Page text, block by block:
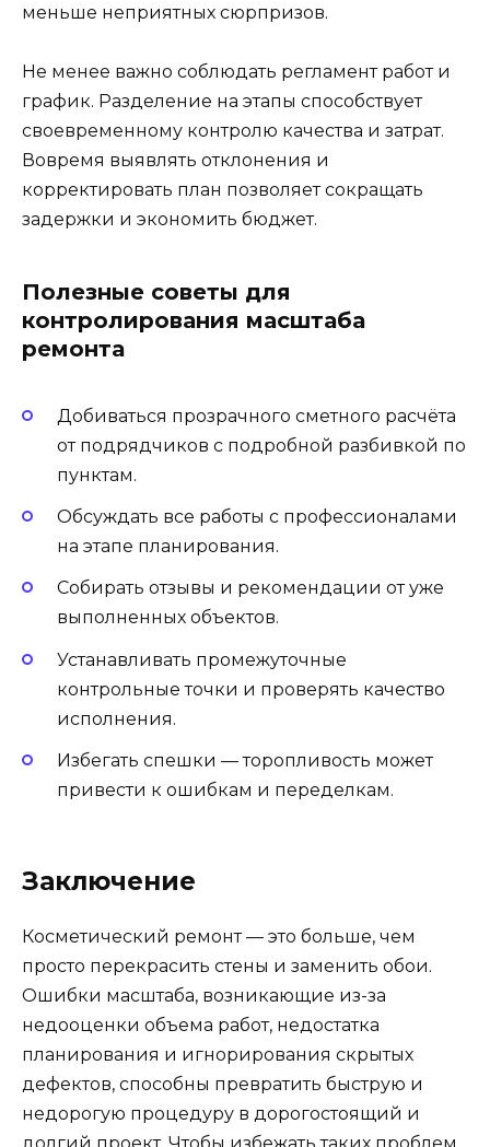
меньше неприятных сюрпризов.
Не менее важно соблюдать регламент работ и
график. Разделение на этапы способствует
своевременному контролю качества и затрат.
Вовремя выявлять отклонения и
корректировать план позволяет сокращать
задержки и экономить бюджет.
Полезные советы для
контролирования масштаба
ремонта
Добиваться прозрачного сметного расчёта
от подрядчиков с подробной разбивкой по
пунктам.
Обсуждать все работы с профессионалами
на этапе планирования.
Собирать отзывы и рекомендации от уже
выполненных объектов.
Устанавливать промежуточные
контрольные точки и проверять качество
исполнения.
Избегать спешки — торопливость может
привести к ошибкам и переделкам.
Заключение
Косметический ремонт — это больше, чем
просто перекрасить стены и заменить обои.
Ошибки масштаба, возникающие из-за
недооценки объема работ, недостатка
планирования и игнорирования скрытых
дефектов, способны превратить быструю и
недорогую процедуру в дорогостоящий и